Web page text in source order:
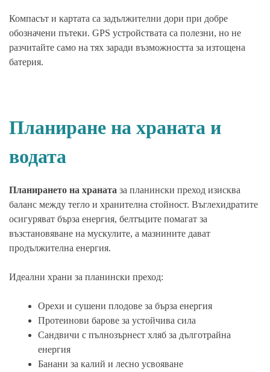
Компасът и картата са задължителни дори при добре
обозначени пътеки. GPS устройствата са полезни, но не
разчитайте само на тях заради възможността за изтощена
батерия.
Планиране на храната и
водата
Планирането на храната за планински преход изисква
баланс между тегло и хранителна стойност. Въглехидратите
осигуряват бърза енергия, белтъците помагат за
възстановяване на мускулите, а мазнините дават
продължителна енергия.
Идеални храни за планински преход:
Орехи и сушени плодове за бърза енергия
Протеинови барове за устойчива сила
Сандвичи с пълнозърнест хляб за дълготрайна
енергия
Банани за калий и лесно усвояване